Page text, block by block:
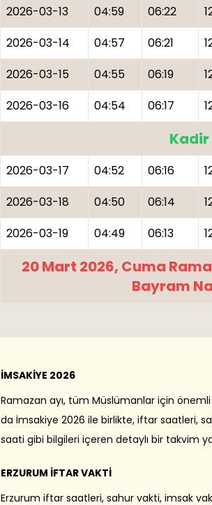
2026-03-13
04:59 06:22
2026-03-14
04:57 06:21
2026-03-15
04:55 06:19
2026-03-16
04:54 06:17
Kadir
2026-03-17 04:52 06:16
2026-03-18
04:50 06:14
2026-03-19
04:49 06:13
20 Mart 2026, Cuma
Bayram
İMSAKİYE 2026
Ramazan ayı, tüm Müslümanlar için önemli
da İmsakiye 2026 ile birlikte, iftar saatleri,
saati gibi bilgileri içeren detaylı bir takvim
ERZURUM İFTAR VAKTİ
Erzurum iftar saatleri, sahur vakti, imsak